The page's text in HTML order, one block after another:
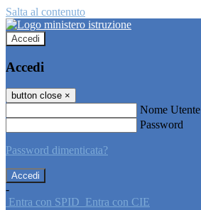
Salta al contenuto
Accedi
Accedi
button close ×
Nome Utente
Password
Password dimenticata?
-
Entra con SPID Entra con CIE